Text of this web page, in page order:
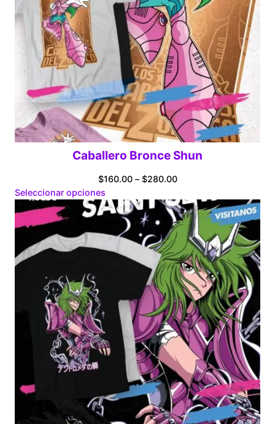
Caballero Bronce Shun
$160.00 – $280.00Price
$160.00
through
$280.00
Seleccionar opciones